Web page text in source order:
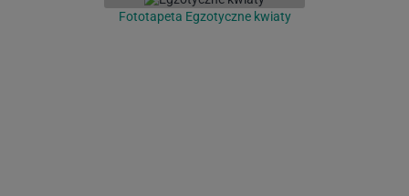
Fototapeta Egzotyczne kwiaty